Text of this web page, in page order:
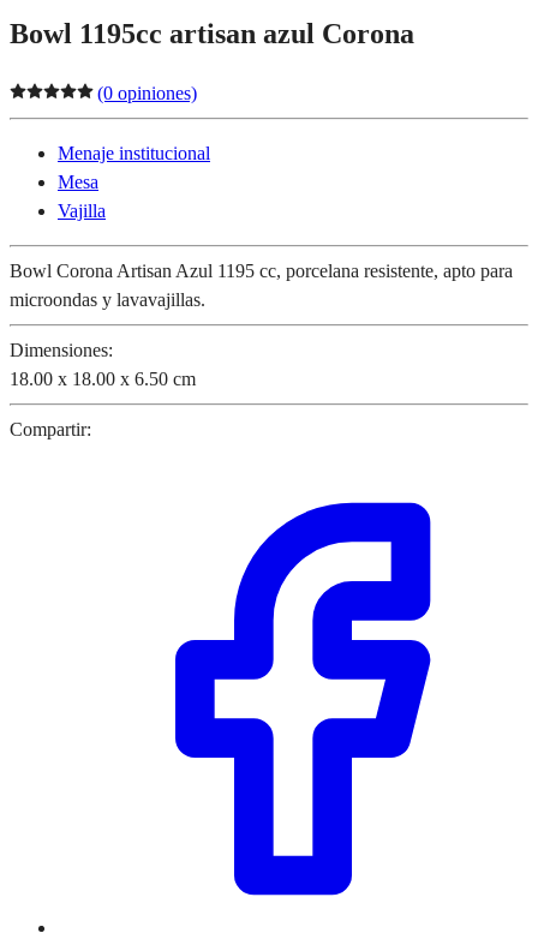
Bowl 1195cc artisan azul Corona
(0 opiniones)
Menaje institucional
Mesa
Vajilla
Bowl Corona Artisan Azul 1195 cc, porcelana resistente, apto para
microondas y lavavajillas.
Dimensiones:
18.00 x 18.00 x 6.50 cm
Compartir: